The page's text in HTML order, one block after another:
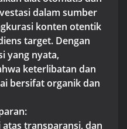
dalam sumber
konten otentik
target. Dengan
yang nyata,
keterlibatan dan
bersifat organik dan
transparansi, dan